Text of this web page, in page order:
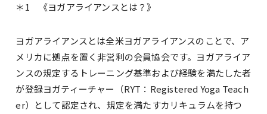
＊1 《ヨガアライアンスとは？》
ヨガアライアンスとは全米ヨガアライアンスのことで、ア
メリカに拠点を置く非営利の会員協会です。ヨガアライア
ンスの規定するトレーニング基準および経験を満たした者
が登録ヨガティーチャー（RYT：Registered Yoga Teach
er）として認定され、規定を満たすカリキュラムを持つ